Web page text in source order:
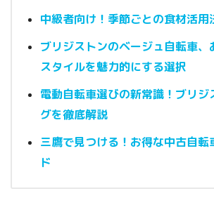
中級者向け！季節ごとの食材活用
ブリジストンのベージュ自転車、
スタイルを魅力的にする選択
電動自転車選びの新常識！ブリジ
グを徹底解説
三鷹で見つける！お得な中古自転
ド